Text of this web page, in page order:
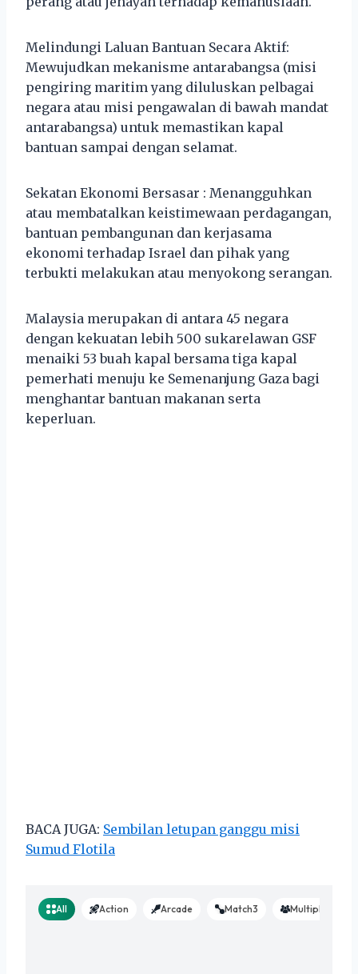
Melindungi Laluan Bantuan Secara Aktif:
Mewujudkan mekanisme antarabangsa (misi
pengiring maritim yang diluluskan pelbagai
negara atau misi pengawalan di bawah mandat
antarabangsa) untuk memastikan kapal
bantuan sampai dengan selamat.
Sekatan Ekonomi Bersasar : Menangguhkan
atau membatalkan keistimewaan perdagangan,
bantuan pembangunan dan kerjasama
ekonomi terhadap Israel dan pihak yang
terbukti melakukan atau menyokong serangan.
Malaysia merupakan di antara 45 negara
dengan kekuatan lebih 500 sukarelawan GSF
menaiki 53 buah kapal bersama tiga kapal
pemerhati menuju ke Semenanjung Gaza bagi
menghantar bantuan makanan serta
keperluan.
BACA JUGA: Sembilan letupan ganggu misi
Sumud Flotila